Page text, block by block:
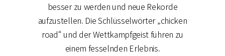
besser zu werden und neue Rekorde
aufzustellen. Die Schlüsselwörter „chicken
road“ und der Wettkampfgeist führen zu
einem fesselnden Erlebnis.